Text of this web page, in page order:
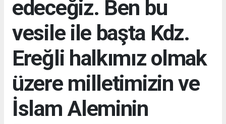
edeceğiz. Ben bu
vesile ile başta Kdz.
Ereğli halkımız olmak
üzere milletimizin ve
İslam Aleminin